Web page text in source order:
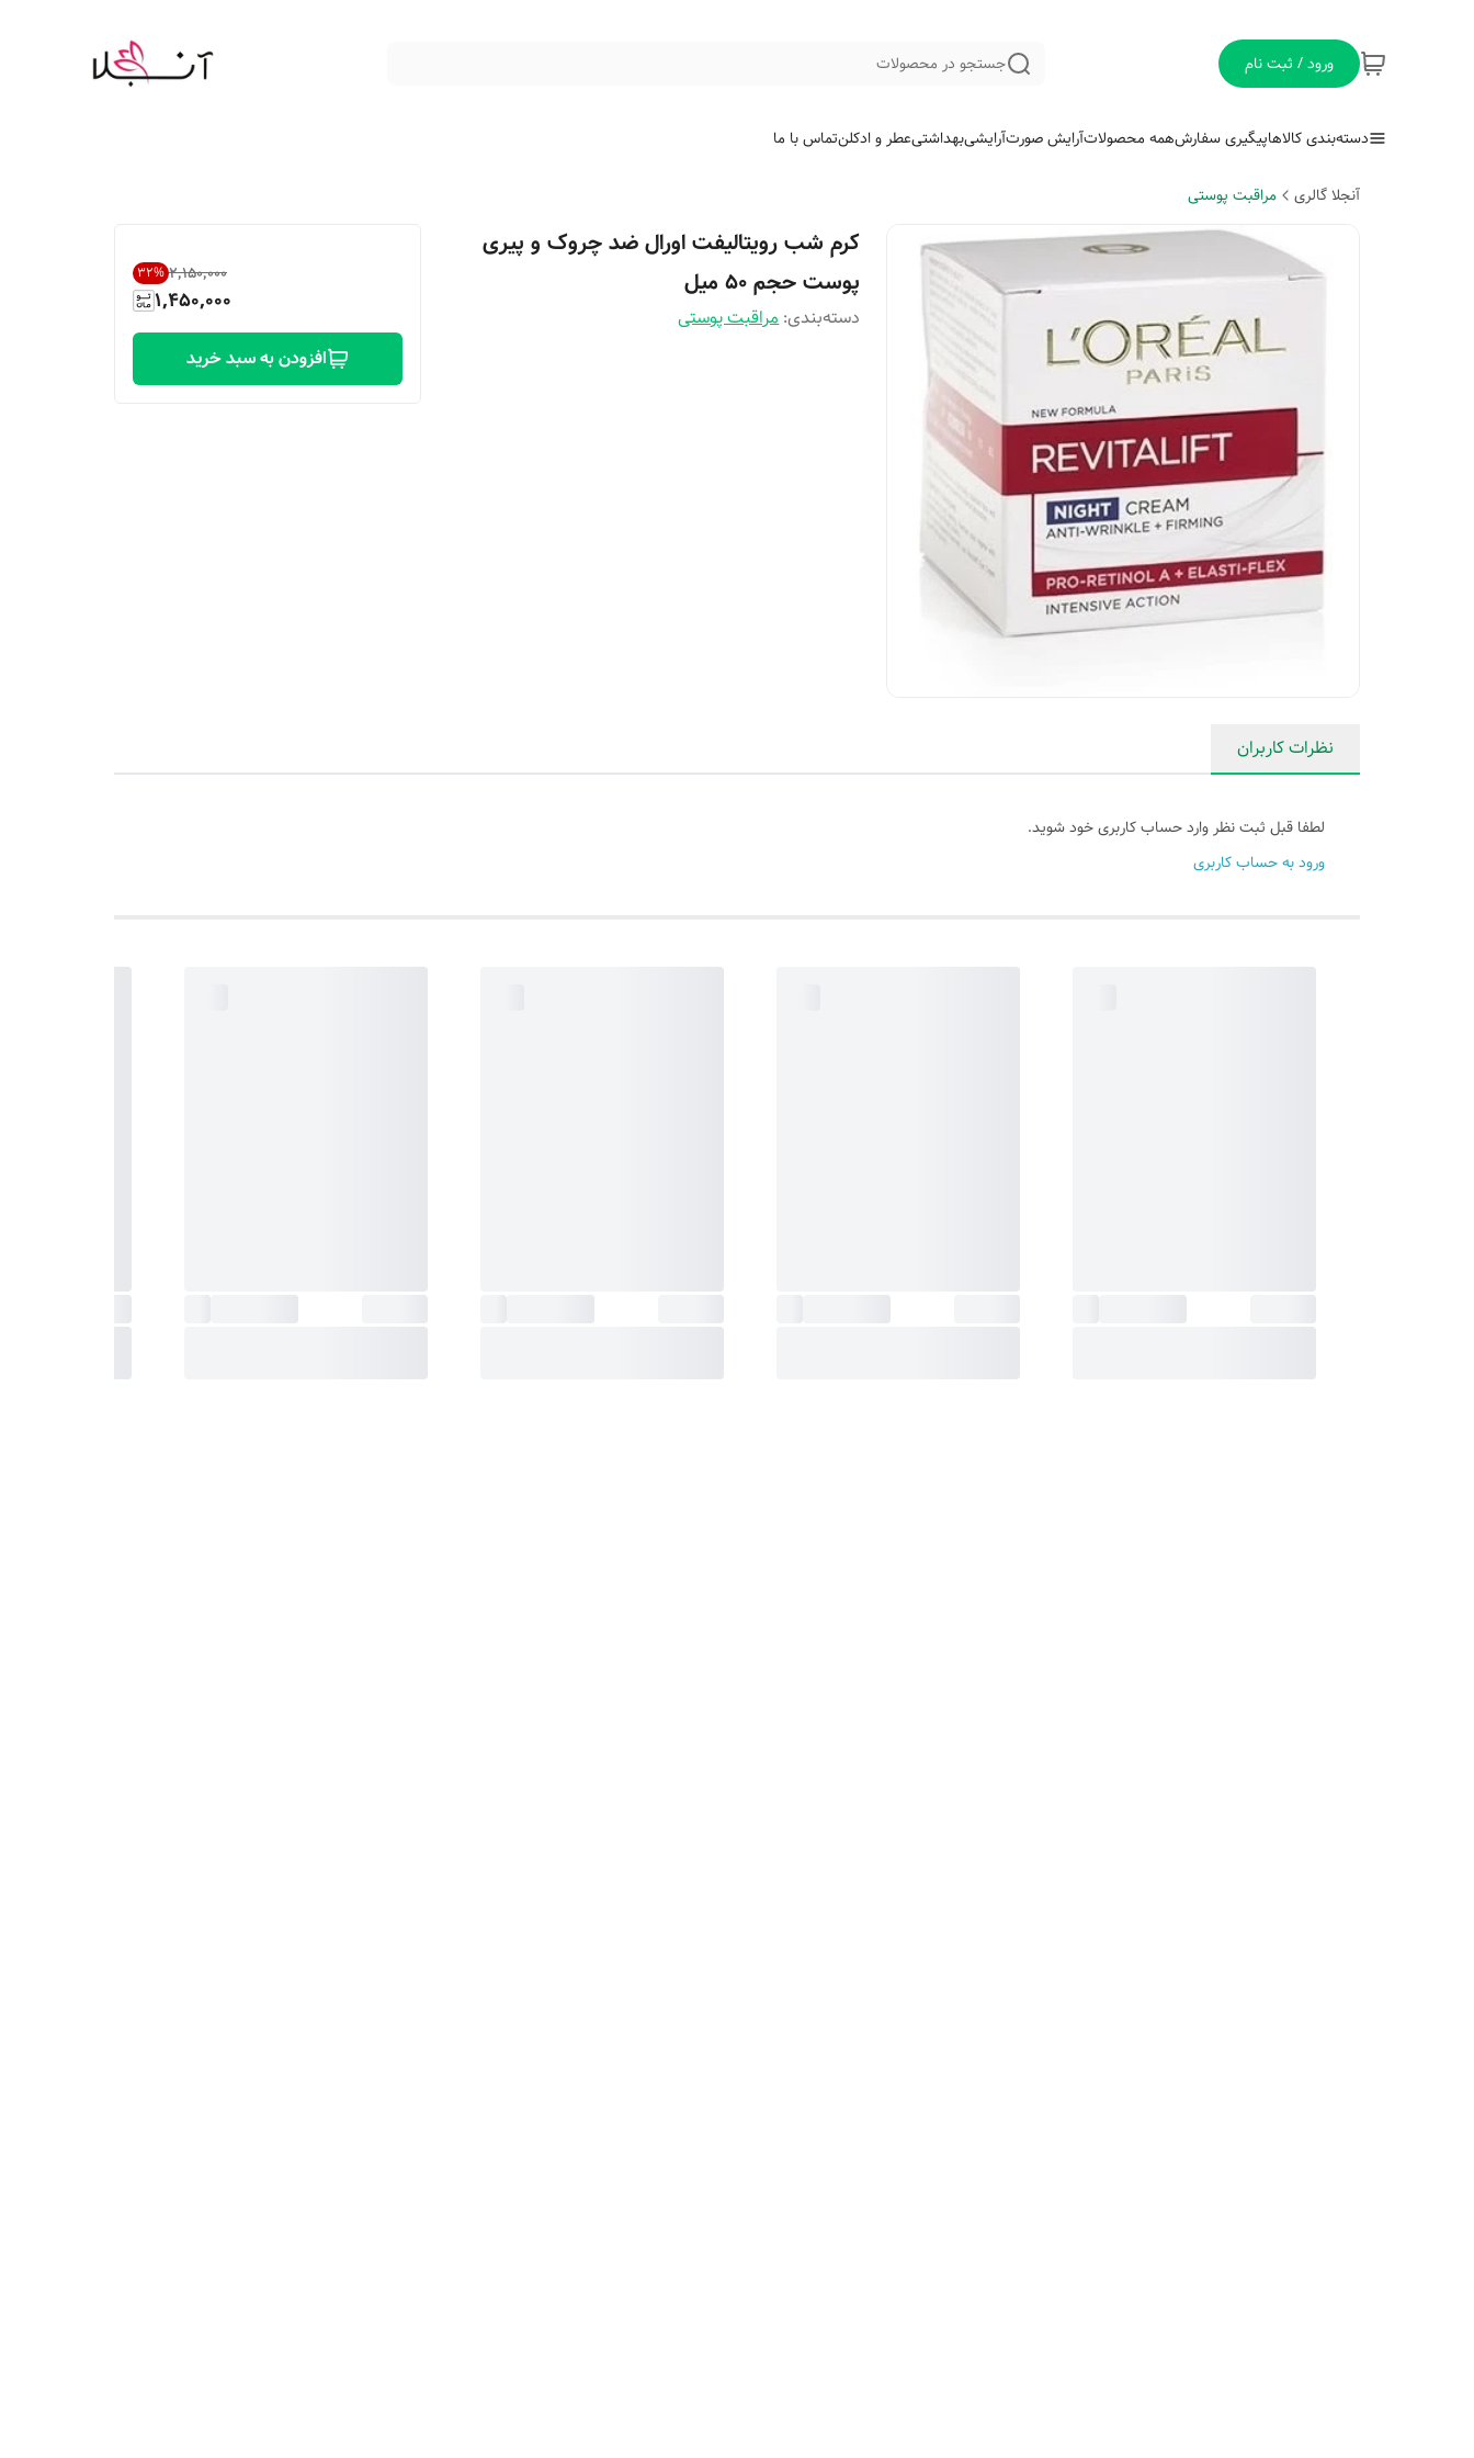
ورود / ثبت نام جستجو در محصولات
دسته‌بندی کالاهاپیگیری سفارشهمه محصولاتآرایش صورتآرایشیبهداشتیعطر و ادکلنتماس با ما
آنجلا گالری مراقبت پوستی
کرم شب رویتالیفت اورال ضد چروک و پیری
پوست حجم 50 میل
دسته‌بندی:مراقبت پوستی
۲٬۱۵۰٬۰۰۰ 32%
1,450,000
افزودن به سبد خرید
نظرات کاربران
لطفا قبل ثبت نظر وارد حساب کاربری خود شوید.
ورود به حساب کاربری